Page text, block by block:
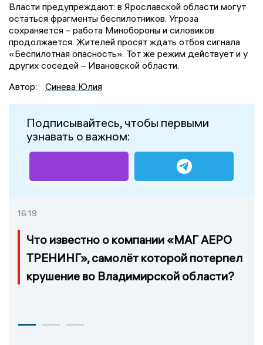
Власти предупреждают: в Ярославской области могут
остаться фрагменты беспилотников. Угроза
сохраняется – работа Минобороны и силовиков
продолжается. Жителей просят ждать отбоя сигнала
«Беспилотная опасность». Тот же режим действует и у
других соседей – Ивановской области.
Автор:
Синева Юлия
Подписывайтесь, чтобы первыми
узнавать о важном:
16:19
Что известно о компании «МАГ АЕРО
ТРЕНИНГ», самолёт которой потерпел
крушение во Владимирской области?